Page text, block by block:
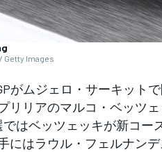
Getty Images
がムジェロ・サーキット
リリアのマルコ・ベッツェ
はベッツェッキが新コー
にはラウル・フェルナン